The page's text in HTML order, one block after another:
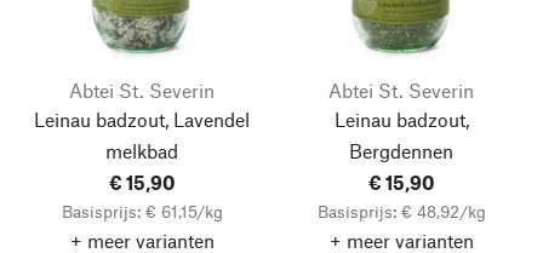
Abtei St. Severin
Leinau badzout, Lavendel
melkbad
€ 15,90
Basisprijs: € 61,15/kg
+ meer varianten
Abtei St. Severin
Leinau badzout,
Bergdennen
€ 15,90
Basisprijs: € 48,92/kg
+ meer varianten